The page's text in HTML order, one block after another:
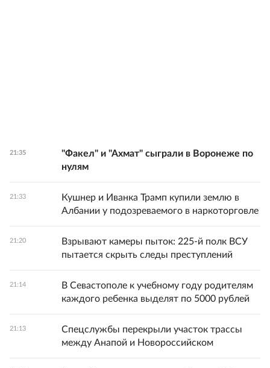
21:35
"Факел" и "Ахмат" сыграли в Воронеже по
нулям
21:33
Кушнер и Иванка Трамп купили землю в
Албании у подозреваемого в наркоторговле
21:20
Взрывают камеры пыток: 225-й полк ВСУ
пытается скрыть следы преступлений
21:14
В Севастополе к учебному году родителям
каждого ребенка выделят по 5000 рублей
21:13
Спецслужбы перекрыли участок трассы
между Анапой и Новороссийском